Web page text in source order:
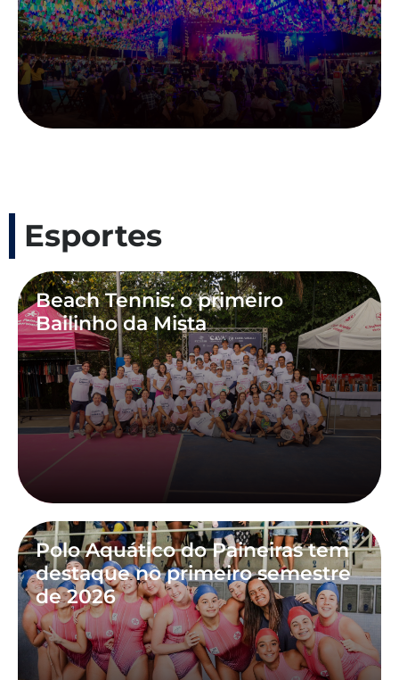
Esportes
Beach Tennis: o primeiro
Bailinho da Mista
Polo Aquático do Paineiras tem
destaque no primeiro semestre
de 2026